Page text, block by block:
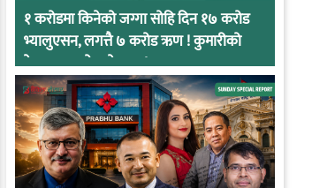
१ करोडमा किनेको जग्गा सोहि दिन १७ करोड
भ्यालुएसन, लगत्तै ७ करोड ऋण ! कुमारीको
केसमा प्रभुको कनेक्सन !